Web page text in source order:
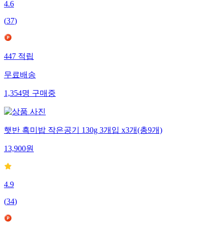
4.6
(37)
447적립
무료배송
1,354명구매중
햇반 흑미밥 작은공기 130g 3개입 x3개(총9개)
13,900원
4.9
(34)